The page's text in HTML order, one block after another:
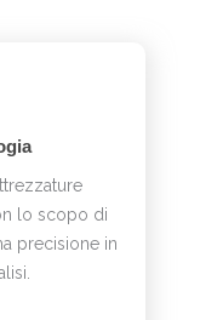
lo scopo di
precisione in